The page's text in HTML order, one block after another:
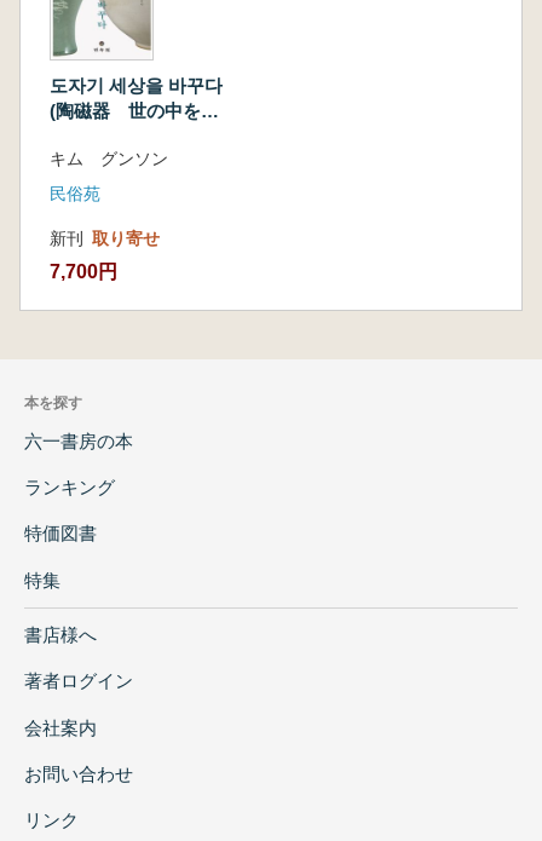
도자기 세상을 바꾸다
(陶磁器 世の中を変
おもしろい陶磁器の
話)
キム グンソン
民俗苑
新刊 取り寄せ
7,700円
本を探す
六一書房の本
ランキング
特価図書
特集
書店様へ
著者ログイン
会社案内
お問い合わせ
リンク